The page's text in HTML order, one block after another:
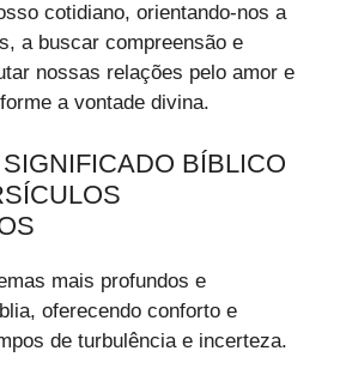
cotidiano, orientando-nos a
a buscar compreensão e
nossas relações pelo amor e
a vontade divina.
BÍBLICO
mais profundos e
oferecendo conforto e
de turbulência e incerteza.